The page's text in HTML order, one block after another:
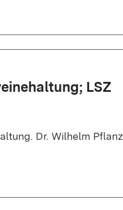
LSZ
Dr. Wilhelm Pflanz